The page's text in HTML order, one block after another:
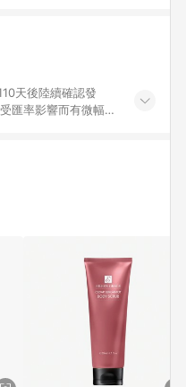
天後陸續確認發
匯率影響而有微幅差